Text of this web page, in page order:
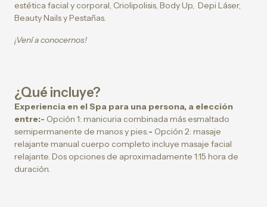
estética facial y corporal, Criolipolisis, Body Up, Depi Láser,
Beauty Nails y Pestañas.
¡Vení a conocernos!
¿Qué incluye?
Experiencia en el Spa para una persona, a elección
entre:- Opción 1: manicuria combinada más esmaltado
semipermanente de manos y pies.- Opción 2: masaje
relajante manual cuerpo completo incluye masaje facial
relajante. Dos opciones de aproximadamente 1:15 hora de
duración.